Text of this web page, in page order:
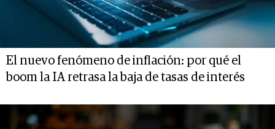
El nuevo fenómeno de inflación: por qué el
boom la IA retrasa la baja de tasas de interés